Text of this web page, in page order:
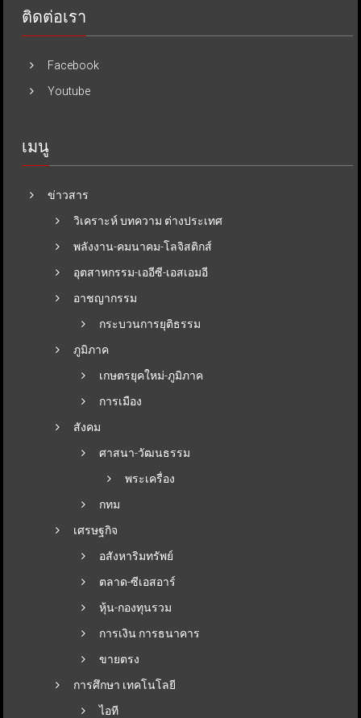
ติดต่อเรา
Facebook
Youtube
เมนู
ข่าวสาร
วิเคราะห์ บทความ ต่างประเทศ
พลังงาน-คมนาคม-โลจิสติกส์
อุตสาหกรรม-เออีซี-เอสเอมอี
อาชญากรรม
กระบวนการยุติธรรม
ภูมิภาค
เกษตรยุคใหม่-ภูมิภาค
การเมือง
สังคม
ศาสนา-วัฒนธรรม
พระเครื่อง
กทม
เศรษฐกิจ
อสังหาริมทรัพย์
ตลาด-ซีเอสอาร์
หุ้น-กองทุนรวม
การเงิน การธนาคาร
ขายตรง
การศึกษา เทคโนโลยี
ไอที